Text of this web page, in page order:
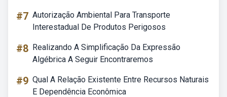
#7 Autorização Ambiental Para Transporte
Interestadual De Produtos Perigosos
#8 Realizando A Simplificação Da Expressão
Algébrica A Seguir Encontraremos
#9 Qual A Relação Existente Entre Recursos Naturais
E Dependência Econômica